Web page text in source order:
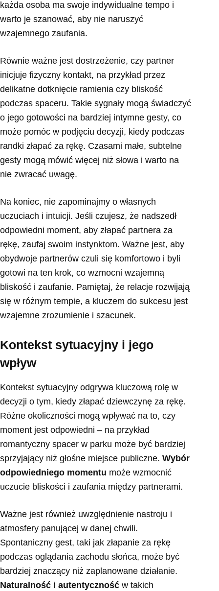
każda osoba ma swoje indywidualne tempo i
warto je szanować, aby nie naruszyć
wzajemnego zaufania.
Równie ważne jest dostrzeżenie, czy partner
inicjuje fizyczny kontakt, na przykład przez
delikatne dotknięcie ramienia czy bliskość
podczas spaceru. Takie sygnały mogą świadczyć
o jego gotowości na bardziej intymne gesty, co
może pomóc w podjęciu decyzji, kiedy podczas
randki złapać za rękę. Czasami małe, subtelne
gesty mogą mówić więcej niż słowa i warto na
nie zwracać uwagę.
Na koniec, nie zapominajmy o własnych
uczuciach i intuicji. Jeśli czujesz, że nadszedł
odpowiedni moment, aby złapać partnera za
rękę, zaufaj swoim instynktom. Ważne jest, aby
obydwoje partnerów czuli się komfortowo i byli
gotowi na ten krok, co wzmocni wzajemną
bliskość i zaufanie. Pamiętaj, że relacje rozwijają
się w różnym tempie, a kluczem do sukcesu jest
wzajemne zrozumienie i szacunek.
Kontekst sytuacyjny i jego
wpływ
Kontekst sytuacyjny odgrywa kluczową rolę w
decyzji o tym, kiedy złapać dziewczynę za rękę.
Różne okoliczności mogą wpływać na to, czy
moment jest odpowiedni – na przykład
romantyczny spacer w parku może być bardziej
sprzyjający niż głośne miejsce publiczne. Wybór
odpowiedniego momentu może wzmocnić
uczucie bliskości i zaufania między partnerami.
Ważne jest również uwzględnienie nastroju i
atmosfery panującej w danej chwili.
Spontaniczny gest, taki jak złapanie za rękę
podczas oglądania zachodu słońca, może być
bardziej znaczący niż zaplanowane działanie.
Naturalność i autentyczność w takich